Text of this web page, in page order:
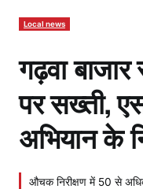
Local news
गढ़वा
पर सख्ती,
अभियान के
औचक निरीक्षण में 50 से